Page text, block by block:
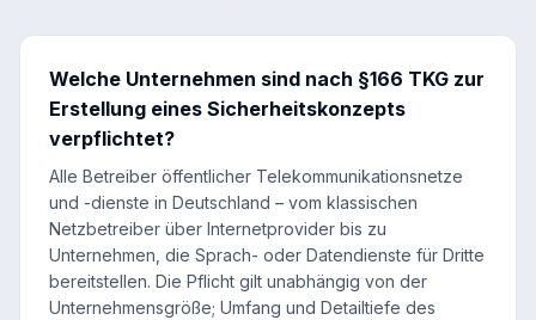
Welche Unternehmen sind nach §166 TKG zur
Erstellung eines Sicherheitskonzepts
verpflichtet?
Alle Betreiber öffentlicher Telekommunikationsnetze
und -dienste in Deutschland – vom klassischen
Netzbetreiber über Internetprovider bis zu
Unternehmen, die Sprach- oder Datendienste für Dritte
bereitstellen. Die Pflicht gilt unabhängig von der
Unternehmensgröße; Umfang und Detailtiefe des